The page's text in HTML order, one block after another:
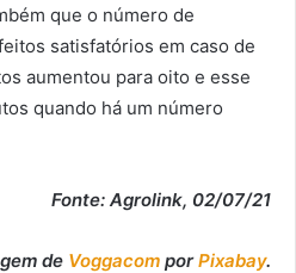
que o número de
satisfatórios em caso de
aumentou para oito e esse
quando há um número
Fonte: Agrolink, 02/07/21
de Voggacom porPixabay.